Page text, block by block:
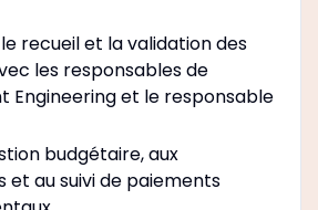
recueil et la validation des
les responsables de
Engineering et le responsable
budgétaire, aux
et au suivi de paiements